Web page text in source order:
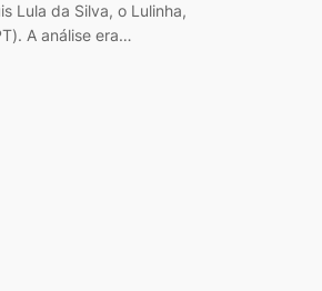
Lula da Silva, o Lulinha,
A análise era…